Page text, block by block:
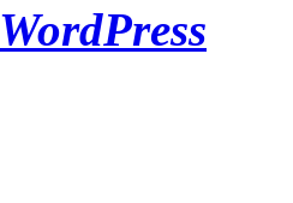
WordPress